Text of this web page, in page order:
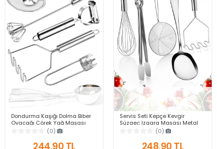
Stok Tükendi
Dondurma Kaşığı Dolma Biber
Oyacağı Çörek Yağ Maşası
Yumurta Çırpıcı Patates Ezici
(0)
244,90 TL
Stok Tükendi
Servis Seti Kepçe Kevgir
Süzgeç Izgara Maşası Metal
Patates Ezici Çelik Tel Çırpıcı
(0)
248,90 TL